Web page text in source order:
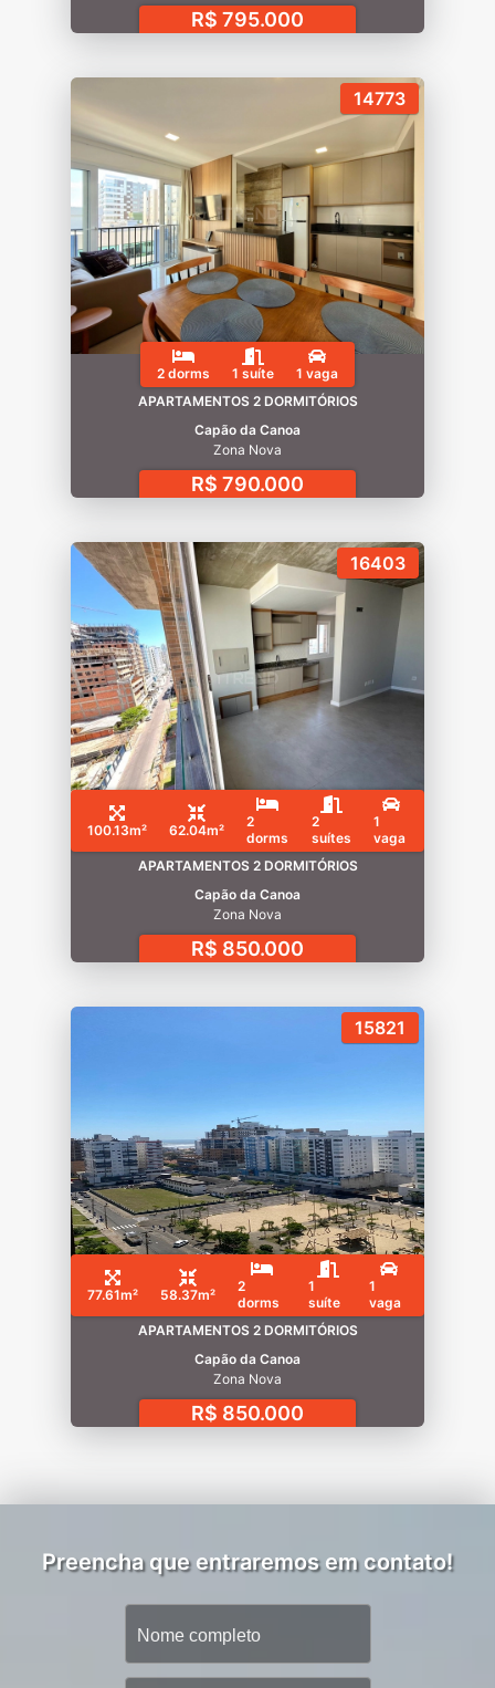
R$ 795.000
14773
2 dorms 1 suíte
1 vaga
APARTAMENTOS 2 DORMITÓRIOS
Capão da Canoa
Zona Nova
R$ 790.000
16403
100.13m² 62.04m²
2
dorms
2
suítes
1
vaga
APARTAMENTOS 2 DORMITÓRIOS
Capão da Canoa
Zona Nova
R$ 850.000
15821
77.61m² 58.37m²
2
dorms
1
suíte
1
vaga
APARTAMENTOS 2 DORMITÓRIOS
Capão da Canoa
Zona Nova
R$ 850.000
Preencha que entraremos em contato!